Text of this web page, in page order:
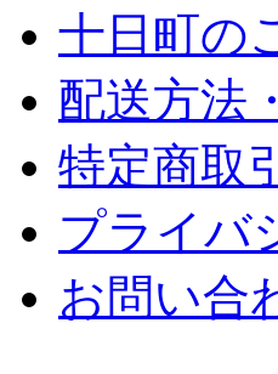
十日町の
配送方法
特定商取
プライバ
お問い合